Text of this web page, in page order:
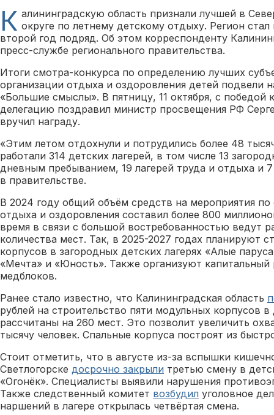
К алининградскую область признали лучшей в
округе по летнему детскому отдыху. Регион
второй год подряд. Об этом корреспонденту
пресс-службе регионального правительства.
Итоги смотра-конкурса по определению лучших
организации отдыха и оздоровления детей подвели
«Большие смыслы». В пятницу, 11 октября, с победой
делегацию поздравил министр просвещения РФ
вручил награду.
«Этим летом отдохнули и потрудились более 48
работали 314 детских лагерей, в том числе 13
дневным пребыванием, 19 лагерей труда и отдыха и
в правительстве.
В 2024 году общий объём средств на мероприятия по
отдыха и оздоровления составил более 800
время в связи с большой востребованностью ведут
количества мест. Так, в 2025-2027 годах планируют
корпусов в загородных детских лагерях «Алые
«Мечта» и «Юность». Также организуют
медблоков.
Ранее стало известно, что Калининградская область
рублей на строительство пяти модульных корпусов в
рассчитаны на 260 мест. Это позволит увеличить
тысячу человек. Спальные корпуса построят из
Стоит отметить, что в августе из-за вспышки
Светлогорске досрочно закрыли третью смену в
«Огонёк». Специалисты выявили нарушения
Также следственный комитет возбудил уголовное
наршений в лагере открылась четвёртая смена.